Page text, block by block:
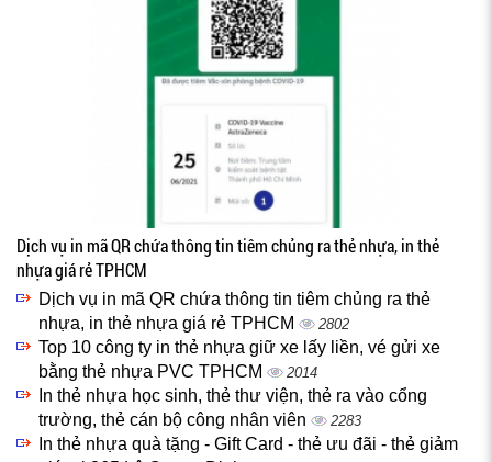
Dịch vụ in mã QR chứa thông tin tiêm chủng ra thẻ nhựa, in thẻ
nhựa giá rẻ TPHCM
Dịch vụ in mã QR chứa thông tin tiêm chủng ra thẻ
nhựa, in thẻ nhựa giá rẻ TPHCM
2802
Top 10 công ty in thẻ nhựa giữ xe lấy liền, vé gửi xe
bằng thẻ nhựa PVC TPHCM
2014
In thẻ nhựa học sinh, thẻ thư viện, thẻ ra vào cổng
trường, thẻ cán bộ công nhân viên
2283
In thẻ nhựa quà tặng - Gift Card - thẻ ưu đãi - thẻ giảm